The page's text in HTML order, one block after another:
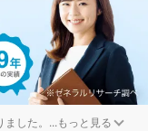
した。 ...もっと見る